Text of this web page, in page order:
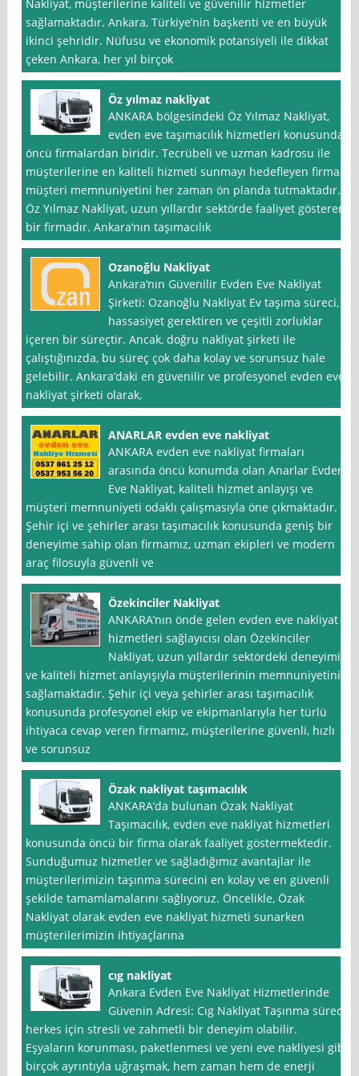
Nakliyat, müşterilerine kaliteli ve güvenilir hizmetler
sağlamaktadır. Ankara, Türkiye’nin başkenti ve en büyük
ikinci şehridir. Nüfusu ve ekonomik potansiyeli ile dikkat
çeken Ankara, her yıl birçok
Öz yılmaz nakliyat
ANKARA bölgesindeki Öz Yılmaz Nakliyat,
evden eve taşımacılık hizmetleri konusunda
öncü firmalardan biridir. Tecrübeli ve uzman kadrosu ile
müşterilerine en kaliteli hizmeti sunmayı hedefleyen firma,
müşteri memnuniyetini her zaman ön planda tutmaktadır.
Öz Yılmaz Nakliyat, uzun yıllardır sektörde faaliyet gösteren
bir firmadır. Ankara‘nın taşımacılık
Ozanoğlu Nakliyat
Ankara‘nın Güvenilir Evden Eve Nakliyat
Şirketi: Ozanoğlu Nakliyat Ev taşıma süreci,
hassasiyet gerektiren ve çeşitli zorluklar
içeren bir süreçtir. Ancak, doğru nakliyat şirketi ile
çalıştığınızda, bu süreç çok daha kolay ve sorunsuz hale
gelebilir. Ankara’daki en güvenilir ve profesyonel evden eve
nakliyat şirketi olarak,
ANARLAR evden eve nakliyat
ANKARA evden eve nakliyat firmaları
arasında öncü konumda olan Anarlar Evden
Eve Nakliyat, kaliteli hizmet anlayışı ve
müşteri memnuniyeti odaklı çalışmasıyla öne çıkmaktadır.
Şehir içi ve şehirler arası taşımacılık konusunda geniş bir
deneyime sahip olan firmamız, uzman ekipleri ve modern
araç filosuyla güvenli ve
Özekinciler Nakliyat
ANKARA’nın önde gelen evden eve nakliyat
hizmetleri sağlayıcısı olan Özekinciler
Nakliyat, uzun yıllardır sektördeki deneyimi
ve kaliteli hizmet anlayışıyla müşterilerinin memnuniyetini
sağlamaktadır. Şehir içi veya şehirler arası taşımacılık
konusunda profesyonel ekip ve ekipmanlarıyla her türlü
ihtiyaca cevap veren firmamız, müşterilerine güvenli, hızlı
ve sorunsuz
Özak nakliyat taşımacılık
ANKARA’da bulunan Özak Nakliyat
Taşımacılık, evden eve nakliyat hizmetleri
konusunda öncü bir firma olarak faaliyet göstermektedir.
Sunduğumuz hizmetler ve sağladığımız avantajlar ile
müşterilerimizin taşınma sürecini en kolay ve en güvenli
şekilde tamamlamalarını sağlıyoruz. Öncelikle, Özak
Nakliyat olarak evden eve nakliyat hizmeti sunarken
müşterilerimizin ihtiyaçlarına
cıg nakliyat
Ankara Evden Eve Nakliyat Hizmetlerinde
Güvenin Adresi: Cıg Nakliyat Taşınma süreci,
herkes için stresli ve zahmetli bir deneyim olabilir.
Eşyaların korunması, paketlenmesi ve yeni eve nakliyesi gibi
birçok ayrıntıyla uğraşmak, hem zaman hem de enerji